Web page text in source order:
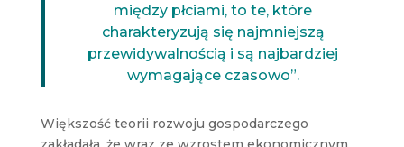
między płciami, to te, które
charakteryzują się najmniejszą
przewidywalnością i są najbardziej
wymagające czasowo”.
Większość teorii rozwoju gospodarczego